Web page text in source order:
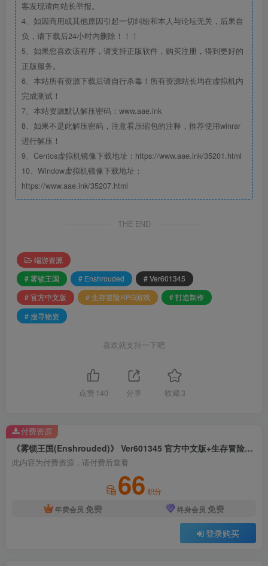
客发现请向站长举报。
4、如因商用或其他原因引起一切纠纷和本人与论坛无关，后果自
负，请下载后24小时内删除！！！
5、如果您喜欢该程序，请支持正版软件，购买注册，得到更好的
正版服务。
6、本站所有资源下载后请自行杀毒！所有资源站长均在虚拟机内
完成测试！
7、本站资源默认解压密码：www.aae.ink
8、如果不是此解压密码，注意看压缩包的注释，推荐使用winrar
进行解压！
9、Centos虚拟机镜像下载地址：https://www.aae.ink/35201.html
10、Window虚拟机镜像下载地址：
https://www.aae.ink/35207.html
THE END
端游资源
# 雾锁王国
# Enshrouded
# Ver601345
# 官方中文版
# 生存冒险RPG游戏
# 打造制作
# 搜寻物资
喜欢就支持一下吧
点赞 140 分享 收藏 3
《雾锁王国(Enshrouded)》 Ver601345 官方中文版+生存冒险RPG游戏+打造制作+搜寻物资
此内容为付费资源，请付费后查看
66 积分
年费会员 免费 终身会员 免费
登录购买
付费资源